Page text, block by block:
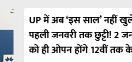
UP में अब ‘इस साल’ नहीं
पहली जनवरी तक छुट्टी! 2
को ही ओपन होंगे 12वीं तक